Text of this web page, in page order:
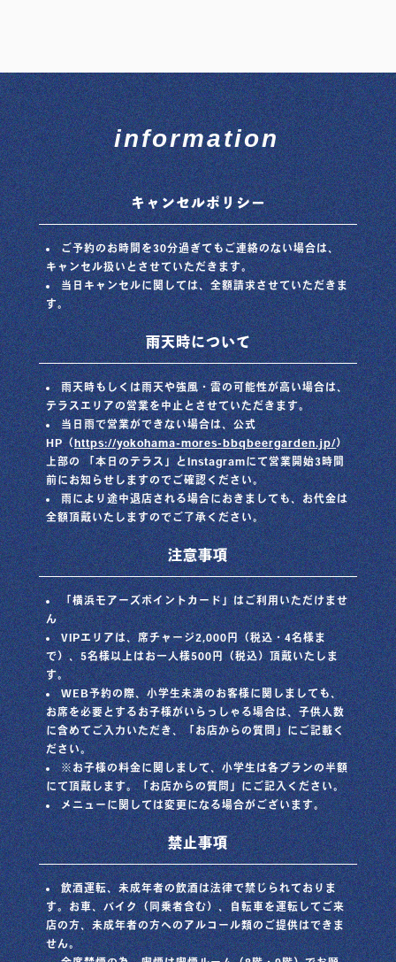
information
キャンセルポリシー
ご予約のお時間を30分過ぎてもご連絡のない場合は、
キャンセル扱いとさせていただきます。
当日キャンセルに関しては、全額請求させていただきま
す。
雨天時について
雨天時もしくは雨天や強風・雷の可能性が高い場合は、
テラスエリアの営業を中止とさせていただきます。
当日雨で営業ができない場合は、公式
HP（https://yokohama-mores-bbqbeergarden.jp/）
上部の 「本日のテラス」とInstagramにて営業開始3時間
前にお知らせしますのでご確認ください。
雨により途中退店される場合におきましても、お代金は
全額頂戴いたしますのでご了承ください。
注意事項
「横浜モアーズポイントカード」はご利用いただけませ
ん
VIPエリアは、席チャージ2,000円（税込・4名様ま
で）、5名様以上はお一人様500円（税込）頂戴いたしま
す。
WEB予約の際、小学生未満のお客様に関しましても、
お席を必要とするお子様がいらっしゃる場合は、子供人数
に含めてご入力いただき、「お店からの質問」にご記載く
ださい。
※お子様の料金に関しまして、小学生は各プランの半額
にて頂戴します。「お店からの質問」にご記入ください。
メニューに関しては変更になる場合がございます。
禁止事項
飲酒運転、未成年者の飲酒は法律で禁じられておりま
す。お車、バイク（同乗者含む）、自転車を運転してご来
店の方、未成年者の方へのアルコール類のご提供はできま
せん。